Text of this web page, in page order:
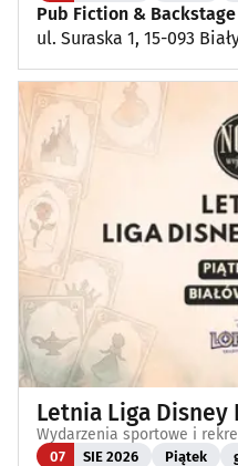
Pub Fiction & Backstage
ul. Suraska 1, 15-093
Letnia Liga Disney
Wydarzenia sportowe i
07 SIE 2026 Piątek